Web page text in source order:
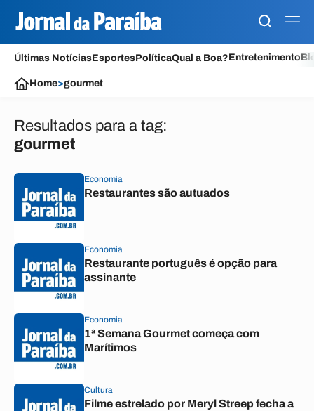
Últimas NotíciasEsportesPolíticaQual a Boa?Entretenimento
Home>gourmet
Resultados para a tag:
gourmet
Economia
Restaurantes são autuados
Economia
Restaurante português é opção para
assinante
Economia
1ª Semana Gourmet começa com
Marítimos
Cultura
Filme estrelado por Meryl Streep fecha a